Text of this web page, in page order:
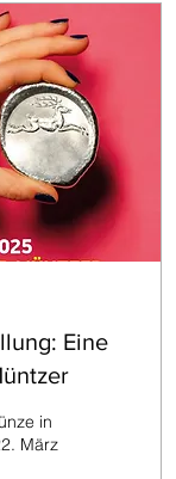
Eine
in
März